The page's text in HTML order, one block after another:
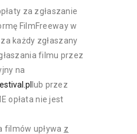
za zgłaszanie
FilmFreeway w
każdy zgłaszany
filmu przez
na
lub przez
opłata nie jest
filmów upływa z